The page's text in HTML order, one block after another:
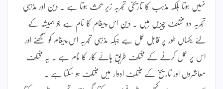
نہیں ہوتا بلکہ مذہب کا تاریخی تجربہ زیر بحث ہوتا ہے ۔ دین اور مذہبی
تجربہ دو مختلف چیزیں ہیں ۔ دین اس پیغام کا نام ہے جو ہمیشہ کے
لئے یکساں طور پر قابل عمل ہے جبکہ مذہبی تجربہ اس پیغام کو سمجھنے اور
اس پر عمل کرنے کے مختلف طریق ہائے کار کا نام ہے ۔ یہ مختلف
معاشروں اور تاریخ کے مختلف ادوار میں مختلف ہو سکتا ہے ۔